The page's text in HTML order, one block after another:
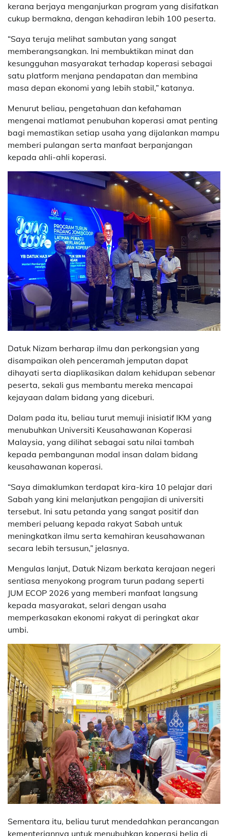
kerana berjaya menganjurkan program yang disifatkan
cukup bermakna, dengan kehadiran lebih 100 peserta.
“Saya teruja melihat sambutan yang sangat
memberangsangkan. Ini membuktikan minat dan
kesungguhan masyarakat terhadap koperasi sebagai
satu platform menjana pendapatan dan membina
masa depan ekonomi yang lebih stabil,” katanya.
Menurut beliau, pengetahuan dan kefahaman
mengenai matlamat penubuhan koperasi amat penting
bagi memastikan setiap usaha yang dijalankan mampu
memberi pulangan serta manfaat berpanjangan
kepada ahli-ahli koperasi.
Datuk Nizam berharap ilmu dan perkongsian yang
disampaikan oleh penceramah jemputan dapat
dihayati serta diaplikasikan dalam kehidupan sebenar
peserta, sekali gus membantu mereka mencapai
kejayaan dalam bidang yang diceburi.
Dalam pada itu, beliau turut memuji inisiatif IKM yang
menubuhkan Universiti Keusahawanan Koperasi
Malaysia, yang dilihat sebagai satu nilai tambah
kepada pembangunan modal insan dalam bidang
keusahawanan koperasi.
“Saya dimaklumkan terdapat kira-kira 10 pelajar dari
Sabah yang kini melanjutkan pengajian di universiti
tersebut. Ini satu petanda yang sangat positif dan
memberi peluang kepada rakyat Sabah untuk
meningkatkan ilmu serta kemahiran keusahawanan
secara lebih tersusun,” jelasnya.
Mengulas lanjut, Datuk Nizam berkata kerajaan negeri
sentiasa menyokong program turun padang seperti
JUM ECOP 2026 yang memberi manfaat langsung
kepada masyarakat, selari dengan usaha
memperkasakan ekonomi rakyat di peringkat akar
umbi.
Sementara itu, beliau turut mendedahkan perancangan
kementeriannya untuk menubuhkan koperasi belia di